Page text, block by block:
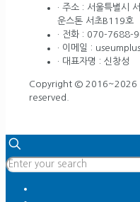
· 주소 : 서울특별시
운스톤 서초B119호
· 전화 : 070-7688-
· 이메일 :
· 대표자명 : 신창성
Copyright © 2016~2026
reserved.